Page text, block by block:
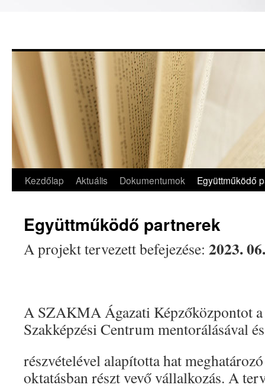
Kilépés
tartalomba
Kezdőlap Aktuális Dokumentumok Együttműködő
Együttműködő partnerek
A projekt tervezett befejezése: 2023.
A SZAKMA Ágazati Képzőközpontot
Szakképzési Centrum mentorálásával és
részvételével alapította hat
oktatásban részt vevő vállalkozás. A